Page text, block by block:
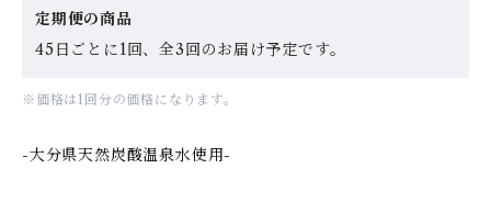
定期便の商品
45日ごとに1回、全3回のお届け予定です。
※価格は1回分の価格になります。
-大分県天然炭酸温泉水使用-